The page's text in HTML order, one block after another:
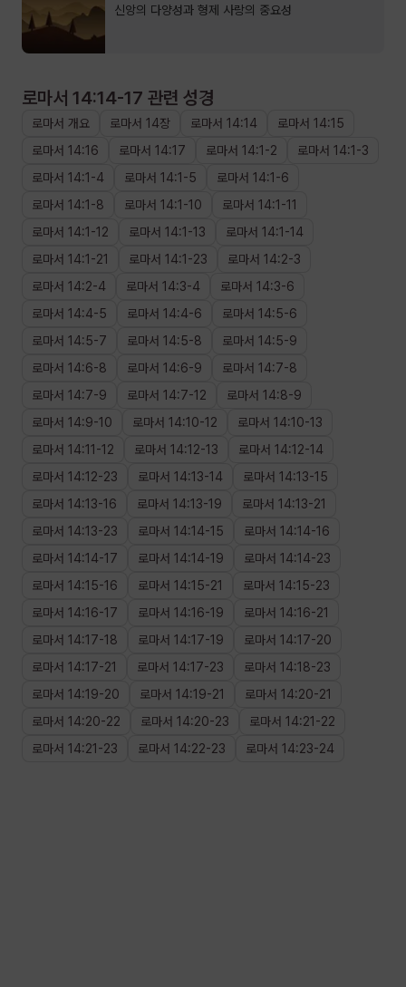
신앙의 다양성과 형제 사랑의 중요성
로마서 14:14-17 관련 성경
로마서 개요 로마서 14장 로마서 14:14 로마서 14:15
로마서 14:16 로마서 14:17 로마서 14:1 -2 로마서 14:1 -3
로마서 14:1 -4 로마서 14:1 -5 로마서 14:1 -6
로마서 14:1 -8 로마서 14:1 -10 로마서 14:1 -11
로마서 14:1 -12 로마서 14:1 -13 로마서 14:1 -14
로마서 14:1 -21 로마서 14:1 -23 로마서 14:2-3
로마서 14:2-4 로마서 14:3-4 로마서 14:3-6
로마서 14:4-5 로마서 14:4-6 로마서 14:5-6
로마서 14:5-7 로마서 14:5-8 로마서 14:5-9
로마서 14:6-8 로마서 14:6-9 로마서 14:7-8
로마서 14:7-9 로마서 14:7-12 로마서 14:8-9
로마서 14:9-10 로마서 14:10-12 로마서 14:10-13
로마서 14:11 -12 로마서 14:12-13 로마서 14:12-14
로마서 14:12-23 로마서 14:13-14 로마서 14:13-15
로마서 14:13-16 로마서 14:13-19 로마서 14:13-21
로마서 14:13-23 로마서 14:14-15 로마서 14:14-16
로마서 14:14-17 로마서 14:14-19 로마서 14:14-23
로마서 14:15-16 로마서 14:15-21 로마서 14:15-23
로마서 14:16-17 로마서 14:16-19 로마서 14:16-21
로마서 14:17-18 로마서 14:17-19 로마서 14:17-20
로마서 14:17-21 로마서 14:17-23 로마서 14:18-23
로마서 14:19-20 로마서 14:19-21 로마서 14:20-21
로마서 14:20-22 로마서 14:20-23 로마서 14:21 -22
로마서 14:21 -23 로마서 14:22-23 로마서 14:23-24